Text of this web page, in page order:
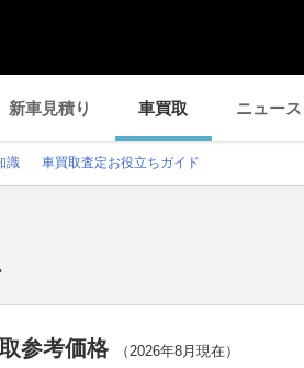
新車見積り 車買取 ニュース
識 車買取査定お役立ちガイド
参考価格 （2026年8月 現在）